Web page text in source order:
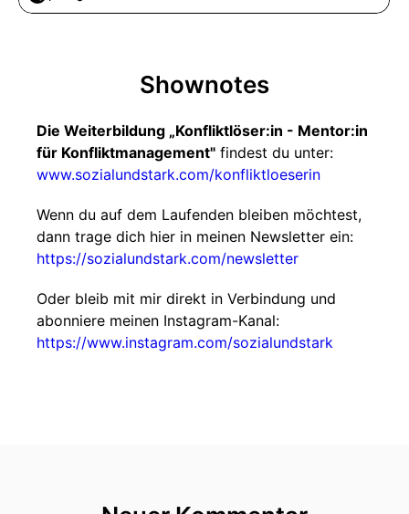
Shownotes
Die Weiterbildung „Konfliktlöser:in - Mentor:in
für Konfliktmanagement" findest du unter:
www.sozialundstark.com/konfliktloeserin
Wenn du auf dem Laufenden bleiben möchtest,
dann trage dich hier in meinen Newsletter ein:
https://sozialundstark.com/newsletter
Oder bleib mit mir direkt in Verbindung und
abonniere meinen Instagram-Kanal:
https://www.instagram.com/sozialundstark